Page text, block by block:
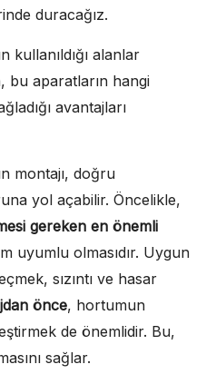
duracağız.
kullanıldığı alanlar
bu aparatların hangi
avantajları
montajı, doğru
yol açabilir. Öncelikle,
gereken en önemli
uyumlu olmasıdır. Uygun
sızıntı ve hasar
önce, hortumun
de önemlidir. Bu,
sağlar.